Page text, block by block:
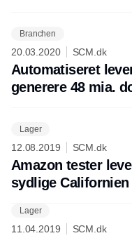
Branchen
20.03.2020 SCM.dk
Automatiseret
generere 48 mia.
Lager
12.08.2019 SCM.dk
Amazon tester
sydlige Californien
Lager
11.04.2019 SCM.dk